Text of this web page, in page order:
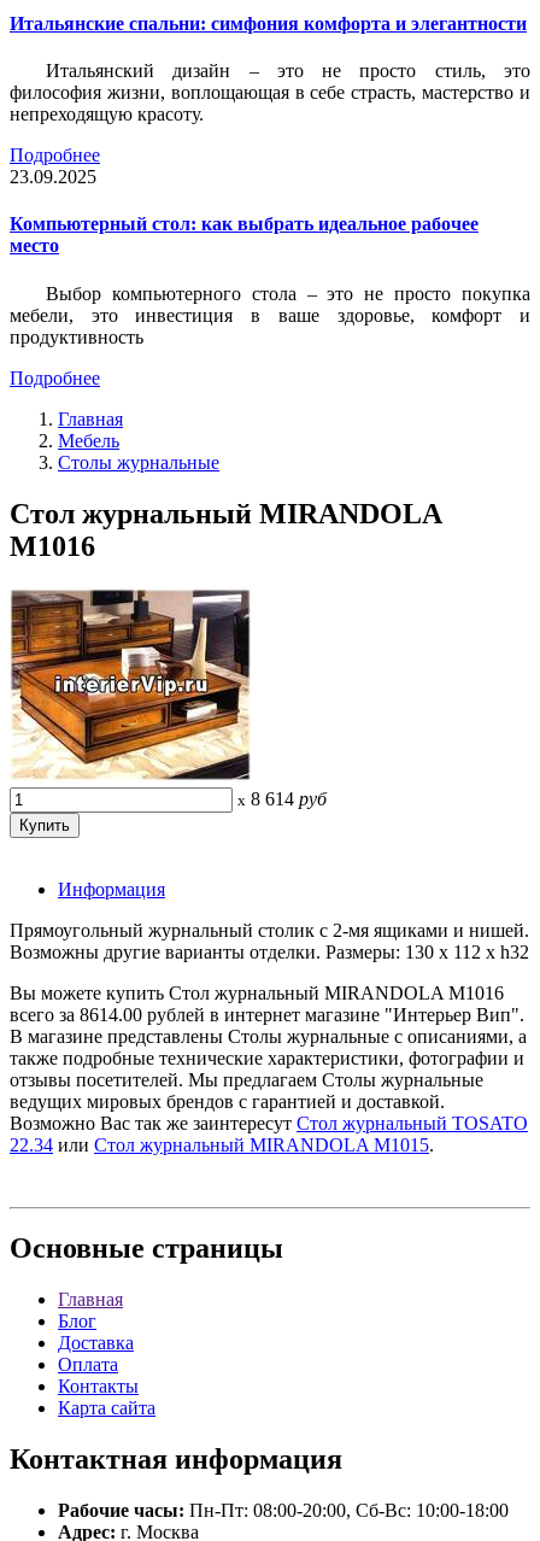
Итальянские спальни: симфония комфорта и элегантности
Итальянский дизайн – это не просто стиль, это
философия жизни, воплощающая в себе страсть, мастерство и
непреходящую красоту.
Подробнее
23.09.2025
Компьютерный стол: как выбрать идеальное рабочее
место
Выбор компьютерного стола – это не просто покупка
мебели, это инвестиция в ваше здоровье, комфорт и
продуктивность
Подробнее
Главная
Мебель
Столы журнальные
Стол журнальный MIRANDOLA
M1016
x 8 614 руб
Информация
Прямоугольный журнальный столик с 2-мя ящиками и нишей.
Возможны другие варианты отделки. Размеры: 130 x 112 x h32
Вы можете купить Стол журнальный MIRANDOLA M1016
всего за 8614.00 рублей в интернет магазине "Интерьер Вип".
В магазине представлены Столы журнальные с описаниями, а
также подробные технические характеристики, фотографии и
отзывы посетителей. Мы предлагаем Столы журнальные
ведущих мировых брендов с гарантией и доставкой.
Возможно Вас так же заинтересут Стол журнальный TOSATO
22.34 или Стол журнальный MIRANDOLA M1015.
Основные страницы
Главная
Блог
Доставка
Оплата
Контакты
Карта сайта
Контактная информация
Рабочие часы: Пн-Пт: 08:00-20:00, Сб-Вс: 10:00-18:00
Адрес: г. Москва